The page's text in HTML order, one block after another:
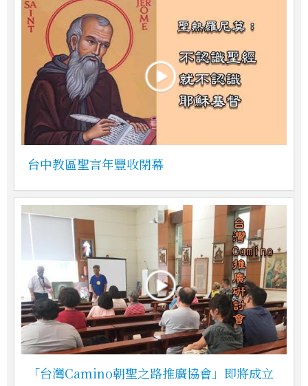
台中教區聖言年豐收閉幕
「台灣Camino朝聖之路推廣協會」即將成立